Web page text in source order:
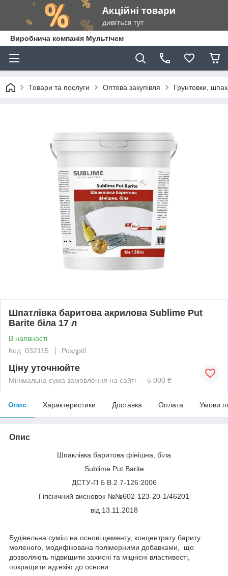
Виробнича компанія Мультічем
Товари та послуги Оптова закупівля Грунтовки,
Шпатлівка баритова акрилова Sublime Put
Barite біла 17 л
В наявності
Код: 032115
Роздріб
Ціну уточнюйте
Мінімальна сума замовлення на сайті — 5 000 ₴
Опис Характеристики Доставка Оплата Умови
Опис
Шпаклівка баритова фінішна, біла
Sublime Put Barite
ДСТУ-П Б В.2.7-126:2006
Гігієнічний висновок №№602-123-20-1/46201
від 13.11.2018
Будівельна суміш на основі цементу, концентрату бариту
меленого, модифікована полімерними добавками, що
дозволяють підвищити захисні та міцнісні властивості,
покращити адгезію до основи.